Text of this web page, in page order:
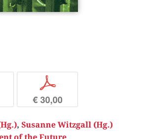
p
€ 30,00
, Susanne Witzgall (Hg.)
of the Future